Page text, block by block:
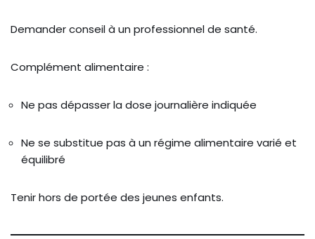
Demander conseil à un professionnel de santé.
Complément alimentaire :
Ne pas dépasser la dose journalière indiquée
Ne se substitue pas à un régime alimentaire varié et
équilibré
Tenir hors de portée des jeunes enfants.